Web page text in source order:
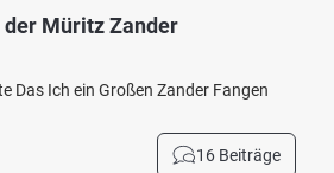
der Müritz Zander
Das Ich ein Großen Zander Fangen
16 Beiträge